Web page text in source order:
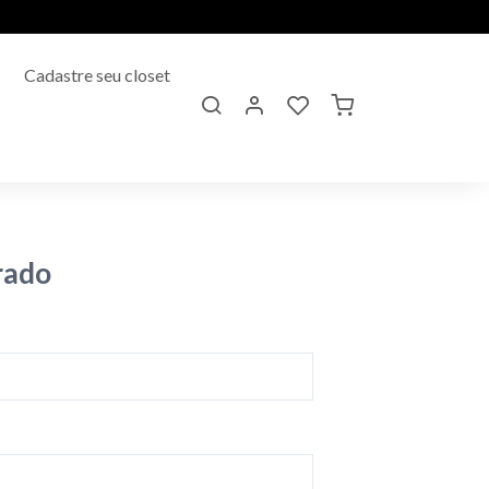
Cadastre seu closet